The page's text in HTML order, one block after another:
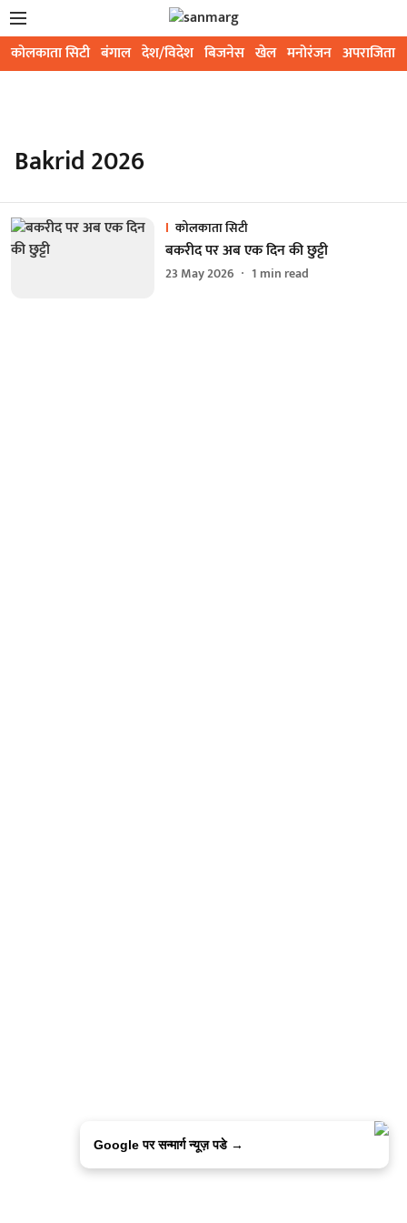
कोलकाता सिटी बंगाल देश/विदेश बिजनेस खेल मनोरंजन अपराजिता
Bakrid 2026
कोलकाता सिटी
बकरीद पर अब एक दिन की छुट्टी
23 May 2026 1 min read
Google पर सन्मार्ग न्यूज़ पडे →